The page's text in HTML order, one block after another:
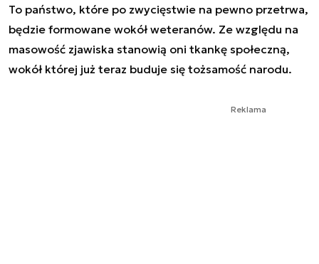
To państwo, które po zwycięstwie na pewno przetrwa,
będzie formowane wokół weteranów. Ze względu na
masowość zjawiska stanowią oni tkankę społeczną,
wokół której już teraz buduje się tożsamość narodu.
Reklama